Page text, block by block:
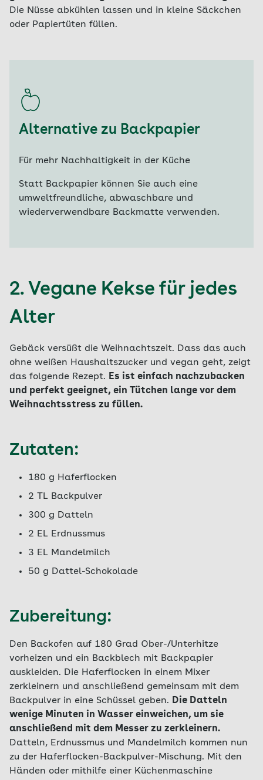
Die Nüsse abkühlen lassen und in kleine Säckchen
oder Papiertüten füllen.
Alternative zu Backpapier
Für mehr Nachhaltigkeit in der Küche
Statt Backpapier können Sie auch eine
umweltfreundliche, abwaschbare und
wiederverwendbare Backmatte verwenden.
2. Vegane Kekse für jedes
Alter
Gebäck versüßt die Weihnachtszeit. Dass das auch
ohne weißen Haushaltszucker und vegan geht, zeigt
das folgende Rezept. Es ist einfach nachzubacken
und perfekt geeignet, ein Tütchen lange vor dem
Weihnachtsstress zu füllen.
Zutaten:
180 g Haferflocken
2 TL Backpulver
300 g Datteln
2 EL Erdnussmus
3 EL Mandelmilch
50 g Dattel-Schokolade
Zubereitung:
Den Backofen auf 180 Grad Ober-/Unterhitze
vorheizen und ein Backblech mit Backpapier
auskleiden. Die Haferflocken in einem Mixer
zerkleinern und anschließend gemeinsam mit dem
Backpulver in eine Schüssel geben. Die Datteln
wenige Minuten in Wasser einweichen, um sie
anschließend mit dem Messer zu zerkleinern.
Datteln, Erdnussmus und Mandelmilch kommen nun
zu der Haferflocken-Backpulver-Mischung. Mit den
Händen oder mithilfe einer Küchenmaschine